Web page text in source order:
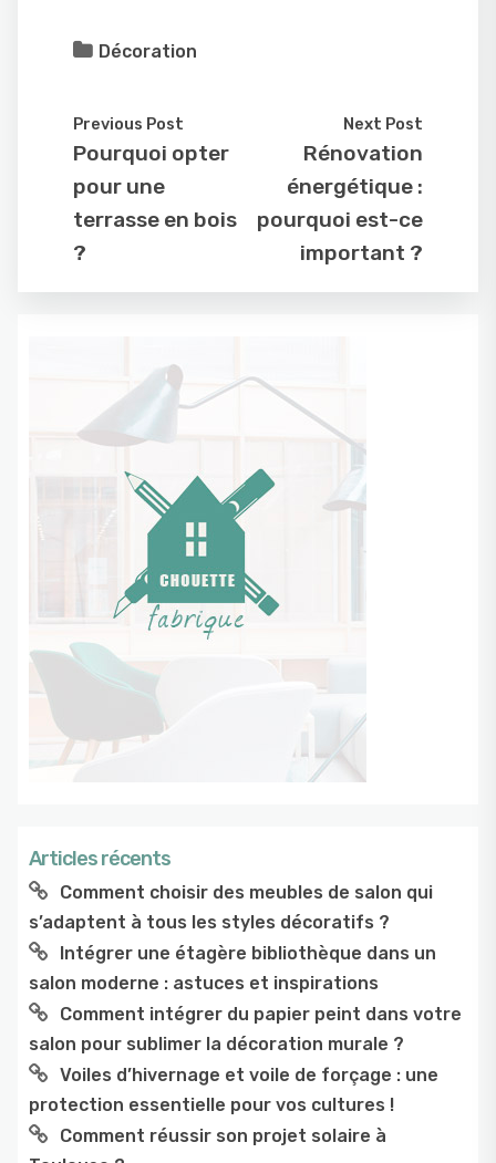
Décoration
Previous Post
Pourquoi opter
pour une
terrasse en bois
?
Next Post
Rénovation
énergétique :
pourquoi est-ce
important ?
Articles récents
Comment choisir des meubles de salon qui
s’adaptent à tous les styles décoratifs ?
Intégrer une étagère bibliothèque dans un
salon moderne : astuces et inspirations
Comment intégrer du papier peint dans votre
salon pour sublimer la décoration murale ?
Voiles d’hivernage et voile de forçage : une
protection essentielle pour vos cultures !
Comment réussir son projet solaire à